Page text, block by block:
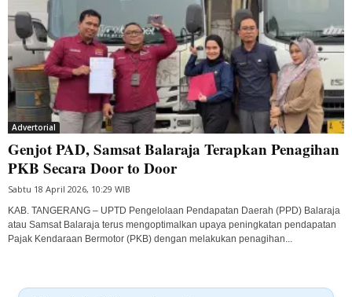
Advertorial
Genjot PAD, Samsat Balaraja Terapkan Penagihan
PKB Secara Door to Door
Sabtu 18 April 2026, 10:29 WIB
KAB. TANGERANG – UPTD Pengelolaan Pendapatan Daerah (PPD) Balaraja
atau Samsat Balaraja terus mengoptimalkan upaya peningkatan pendapatan
Pajak Kendaraan Bermotor (PKB) dengan melakukan penagihan...